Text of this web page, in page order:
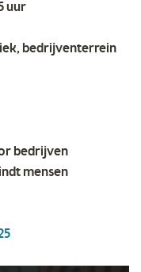
uur
bedrijventerrein
bedrijven
mensen